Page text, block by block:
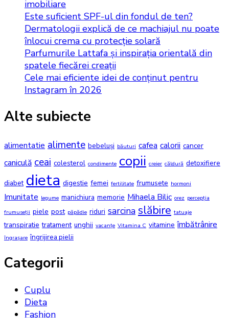
imobiliare
Este suficient SPF-ul din fondul de ten?
Dermatologii explică de ce machiajul nu poate
înlocui crema cu protecție solară
Parfumurile Lattafa și inspirația orientală din
spatele fiecărei creații
Cele mai eficiente idei de conținut pentru
Instagram în 2026
Alte subiecte
alimentatie alimente bebeluși băuturi cafea calorii cancer
caniculă ceai colesterol condimente copii creier căldură detoxifiere
diabet dieta digestie femei fertilitate frumusete hormoni
Imunitate legume manichiura memorie Mihaela Bilic orez percepția
frumuseții piele post păpădie riduri sarcina slăbire tatuaje
transpiratie tratament unghii vacanțe Vitamina C vitamine îmbătrânire
îngrașare îngrijirea pielii
Categorii
Cuplu
Dieta
Fashion